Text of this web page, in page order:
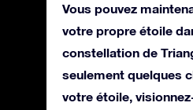
Vous pouvez
votre propre étoile
constellation de
seulement quelques
votre étoile,